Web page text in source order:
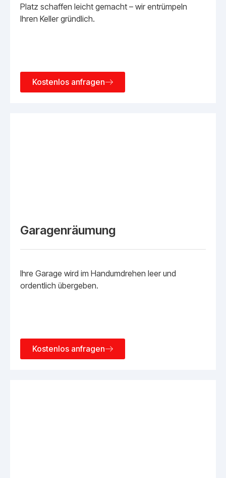
Platz schaffen leicht gemacht – wir entrümpeln
Ihren Keller gründlich.
Kostenlos anfragen
Garagenräumung
Ihre Garage wird im Handumdrehen leer und
ordentlich übergeben.
Kostenlos anfragen